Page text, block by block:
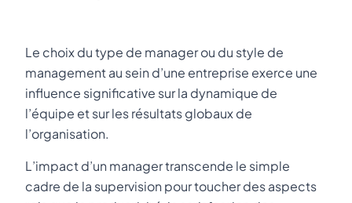
Le choix du type de manager ou du style de
management au sein d’une entreprise exerce une
influence significative sur la dynamique de
l’équipe et sur les résultats globaux de
l’organisation.
L’impact d’un manager transcende le simple
cadre de la supervision pour toucher des aspects